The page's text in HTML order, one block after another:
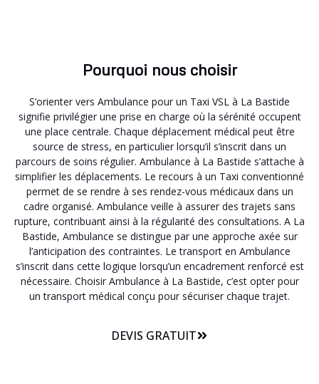
Pourquoi nous choisir
S’orienter vers Ambulance pour un Taxi VSL à La Bastide
signifie privilégier une prise en charge où la sérénité occupent
une place centrale. Chaque déplacement médical peut être
source de stress, en particulier lorsqu’il s’inscrit dans un
parcours de soins régulier. Ambulance à La Bastide s’attache à
simplifier les déplacements. Le recours à un Taxi conventionné
permet de se rendre à ses rendez-vous médicaux dans un
cadre organisé. Ambulance veille à assurer des trajets sans
rupture, contribuant ainsi à la régularité des consultations. A La
Bastide, Ambulance se distingue par une approche axée sur
l’anticipation des contraintes. Le transport en Ambulance
s’inscrit dans cette logique lorsqu’un encadrement renforcé est
nécessaire. Choisir Ambulance à La Bastide, c’est opter pour
un transport médical conçu pour sécuriser chaque trajet.
DEVIS GRATUIT